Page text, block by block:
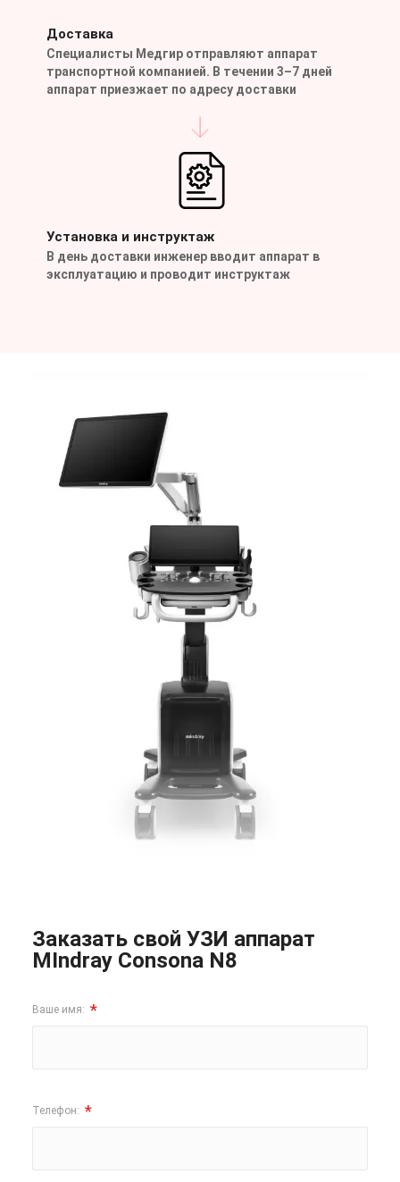
Доставка
Специалисты Медгир отправляют аппарат
транспортной компанией. В течении 3–7 дней
аппарат приезжает по адресу доставки
Установка и инструктаж
В день доставки инженер вводит аппарат в
эксплуатацию и проводит инструктаж
Заказать свой УЗИ аппарат
MIndray Consona N8
Ваше имя: *
Телефон: *